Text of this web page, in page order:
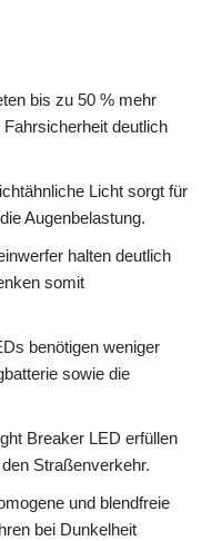
bis zu 50 % mehr
deutlich
Licht sorgt für
Augenbelastung.
halten deutlich
somit
benötigen weniger
sowie die
Breaker LED erfüllen
Straßenverkehr.
und blendfreie
bei Dunkelheit